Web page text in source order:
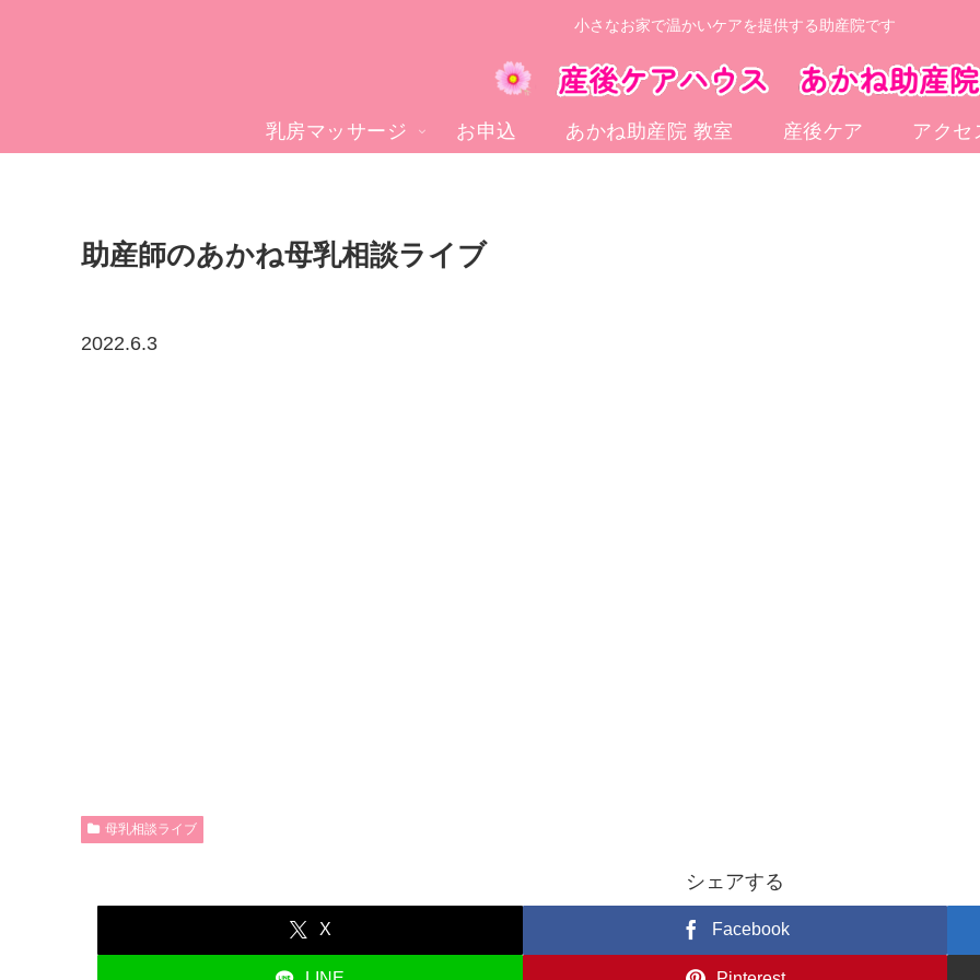
小さなお家で温かいケアを提供する助産院です
乳房マッサージ お申込 あかね助産院 教室 産後ケア アクセ
助産師のあかね母乳相談ライブ
2022.6.3
母乳相談ライブ
シェアする
X Facebook